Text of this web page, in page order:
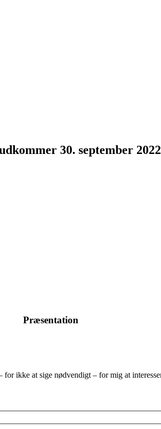
30. september 2022
Præsentation
ikke at sige nødvendigt – for mig at